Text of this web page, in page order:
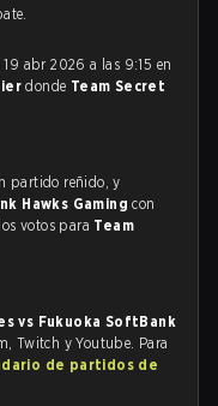
19 abr 2026 a las 9:15 en
donde Team Secret
partido reñido, y
Hawks Gamingcon
votos para Team
vs Fukuoka SoftBank
Twitch y Youtube. Para
de partidos de